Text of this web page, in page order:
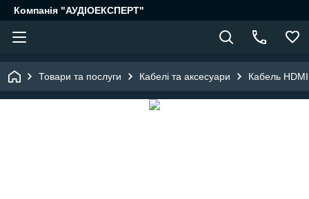
Компанія "АУДІОЕКСПЕРТ"
Товари та послуги Кабелі та аксесуари Кабель